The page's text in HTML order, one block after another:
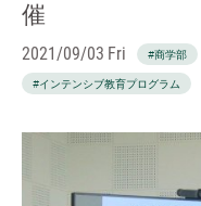
催
2021/09/03 Fri #商学部
#インテンシブ教育プログラム